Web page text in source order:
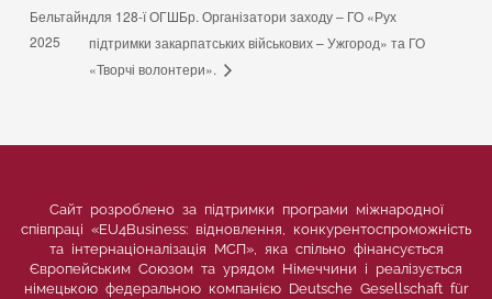
Бельтайн
2025
для 128-ї ОГШБр. Організатори заходу – ГО «Рух
підтримки закарпатських військових – Ужгород» та ГО
«Творчі волонтери».
Сайт розроблено за підтримки програми міжнародної
співпраці «EU4Business: відновлення, конкурентоспроможність
та інтернаціоналізація МСП», яка спільно фінансується
Європейським Союзом та урядом Німеччини і реалізується
німецькою федеральною компанією Deutsche Gesellschaft für